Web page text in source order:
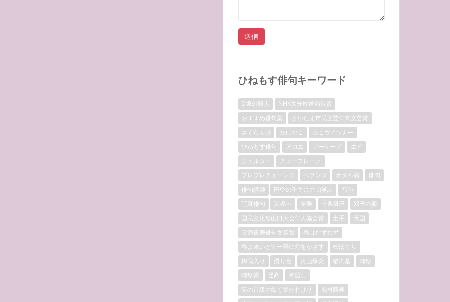
ひねもす俳句キーワード
D坂の殺人
NHK大分放送局長賞
おすすめ俳句集
さいたま市民文芸俳句文芸賞
さくらんぼ
たけのこ
たこウインナー
ひねもす俳句
アロエ アーケード
エビ
シェルター
スノーフレーク
プレプレチューンズ
ベランダ ホタル袋
俳句
俳句講師
円空の千手に力山笑ふ
写俳
写真俳句
冥界へ 勝美 十条銀座
双子の嬰
国民文化祭山口大会俳人協会賞
土手
天国
天満書房俳句文芸賞
春はむずむず
春よ来いとて一斉に灯をかざす
松ぼくり
梅雨入り
滑り台 火山爆発 猫の墓
獺祭
獺祭賞
登高
神渡し
筍の首級の如く置かれけり
粟村勝美